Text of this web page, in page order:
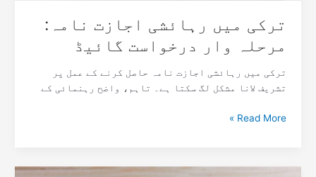
ترکی میں رہائشی اجازت نامہ:
مرحلہ وار درخواست گائیڈ
ترکی میں رہائشی اجازت نامہ حاصل کرنے کے عمل پر
تشریف لانا مشکل لگ سکتا ہے۔ تاہم، واضح رہنمائی کے
Read More »